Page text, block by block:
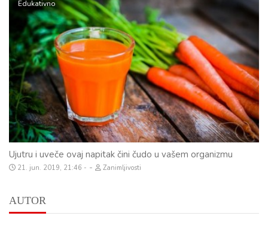
Edukativno
Ujutru i uveče ovaj napitak čini čudo u vašem organizmu
21. jun. 2019, 21:46 - Zanimljivosti
AUTOR